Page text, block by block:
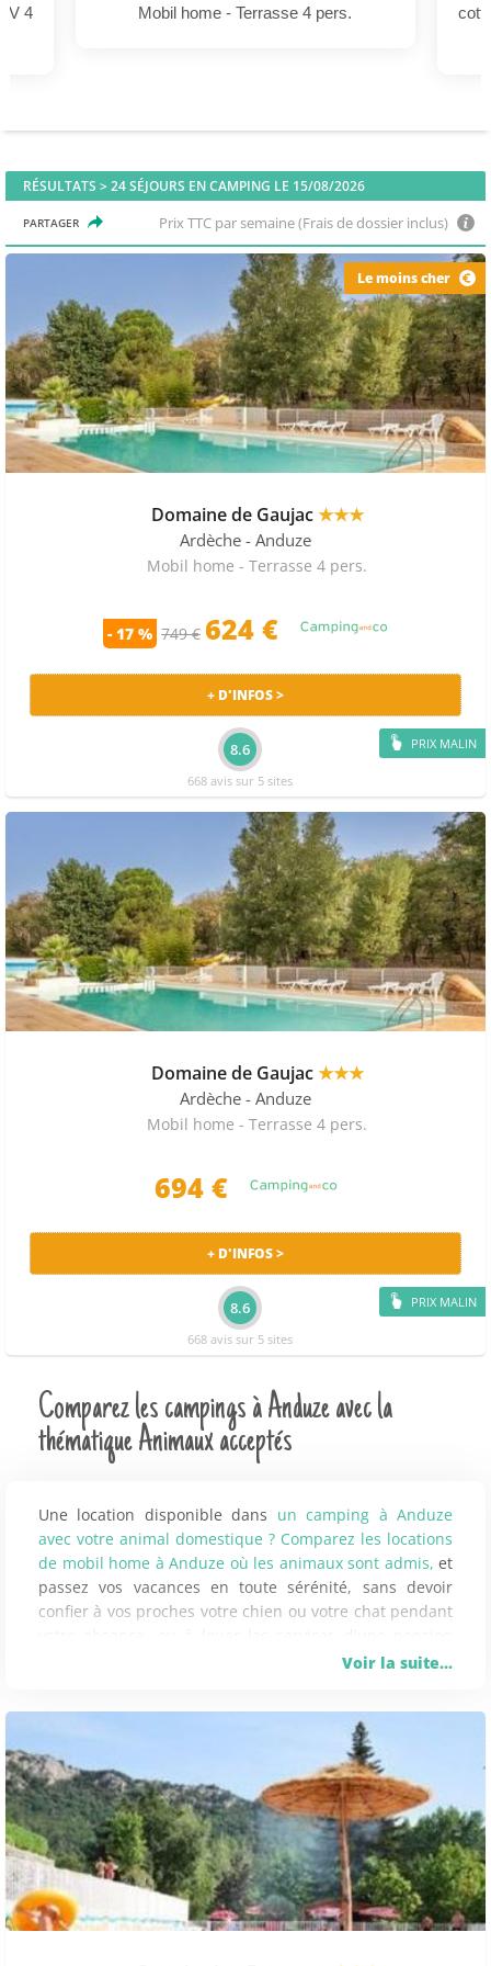
4 Mobil home - Terrasse 4 pers.
RÉSULTATS >24SÉJOURS EN CAMPING LE 15/08/2026
PARTAGER Prix TTC par semaine (Frais de dossier inclus)
Le moins cher
Domaine de Gaujac★★★
Ardèche - Anduze
Mobil home - Terrasse 4 pers.
- 17 % 749 € 624 €
PRIX MALIN
+ D'INFOS >
8.6
668 avis sur 5 sites
Domaine de Gaujac★★★
Ardèche - Anduze
Mobil home - Terrasse 4 pers.
694 €
PRIX MALIN
+ D'INFOS >
8.6
668 avis sur 5 sites
Comparez les campings à Anduze avec la
thématique Animaux acceptés
Une location disponible dans un camping à Anduze
avec votre animal domestique ? Comparez les locations
de mobil home à Anduze où les animaux sont admis, et
passez vos vacances en toute sérénité, sans devoir
confier à vos proches votre chien ou votre chat pendant
CAMPING À ANDOUZE AUTORISANT LES
Profitez de votre séjour à Andouze pour vous reposer,
visiter le patrimoine naturels et culturels de la région,
et pour vous amuser en famille. De plus, contrairement
à d’habitude, cette fois-ci votre animal de compagnie (
chien ou chat ) vous accompagne pendant vos
vacances. En effet, il existe à Andouze des campings qui
acceptent les animaux de compagnie gratuitement ou
Voir la suite...